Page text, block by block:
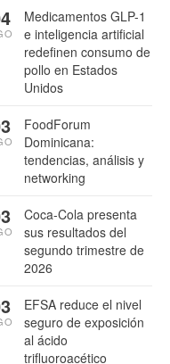
Medicamentos GLP-1
e inteligencia artificial
redefinen consumo de
pollo en Estados
Unidos
FoodForum
Dominicana:
tendencias, análisis y
networking
Coca-Cola presenta
sus resultados del
segundo trimestre de
2026
EFSA reduce el nivel
seguro de exposición
al ácido
trifluoroacético